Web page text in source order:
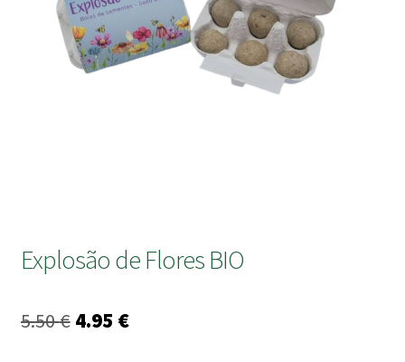
Explosão de Flores BIO
5.50€ O
4.95 €O